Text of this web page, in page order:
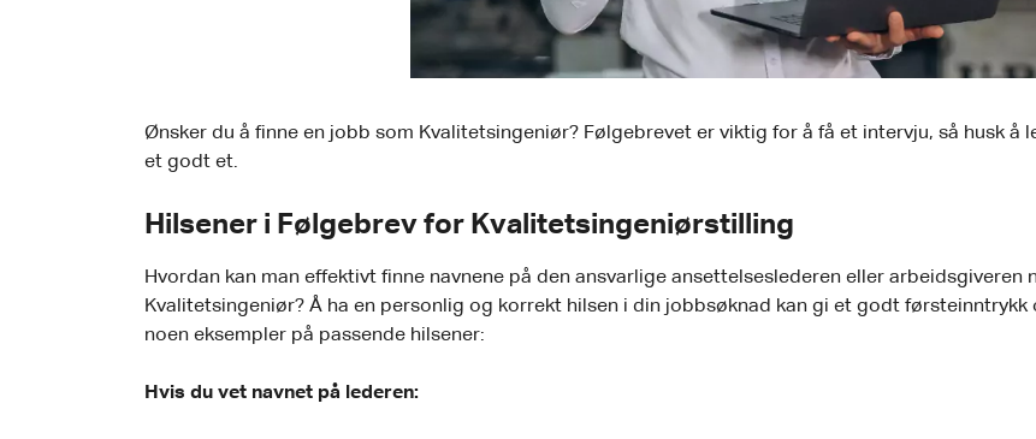
Ønsker du å finne en jobb som Kvalitetsingeniør? Følgebrevet er viktig for å få et intervju, så husk
et godt et.
Hilsener i Følgebrev for Kvalitetsingeniørstilling
Hvordan kan man effektivt finne navnene på den ansvarlige ansettelseslederen eller arbeidsgiveren
Kvalitetsingeniør? Å ha en personlig og korrekt hilsen i din jobbsøknad kan gi et godt
noen eksempler på passende hilsener:
Hvis du vet navnet på lederen: